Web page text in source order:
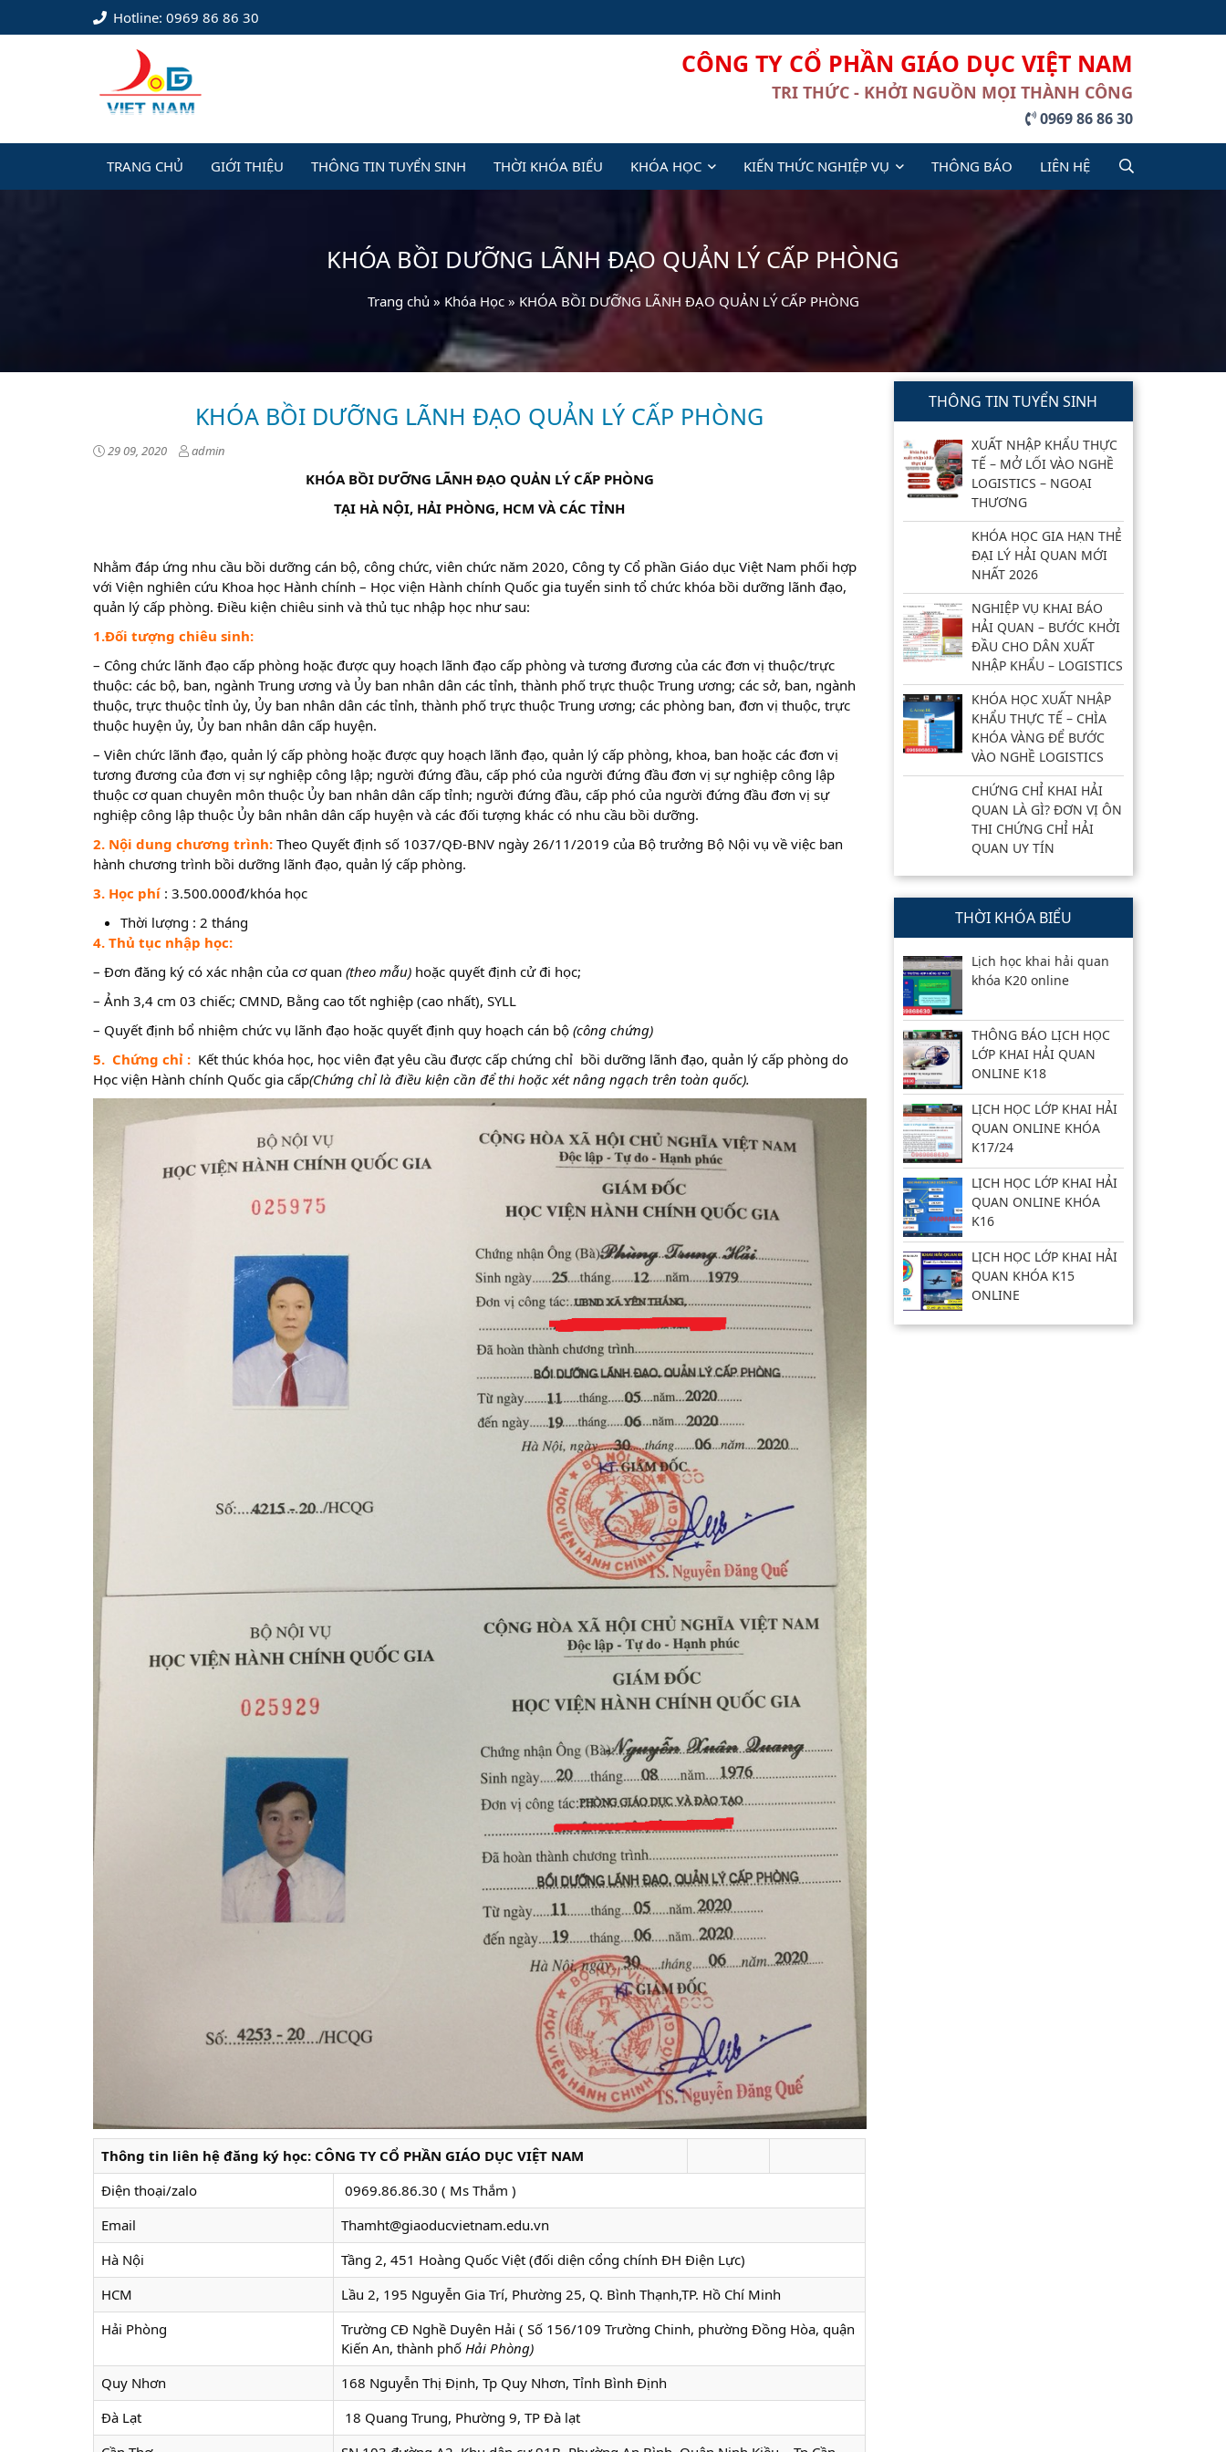
Hotline: 0969 86 86 30
CÔNG TY CỔ PHẦN GIÁO DỤC VIỆT NAM
TRI THỨC - KHỞI NGUỒN MỌI THÀNH CÔNG
0969 86 86 30
TRANG CHỦ GIỚI THIỆU THÔNG TIN TUYỂN SINH THỜI KHÓA BIỂU KHÓA HỌC KIẾN THỨC NGHIỆP VỤ THÔNG BÁO LIÊN HỆ
KHÓA BỒI DƯỠNG LÃNH ĐẠO QUẢN LÝ CẤP PHÒNG
Trang chủ » Khóa Học» KHÓA BỒI DƯỠNG LÃNH ĐẠO QUẢN LÝ CẤP PHÒNG
KHÓA BỒI DƯỠNG LÃNH ĐẠO QUẢN LÝ CẤP PHÒNG
29 09, 2020 admin
KHÓA BỒI DƯỠNG LÃNH ĐẠO QUẢN LÝ CẤP PHÒNG
TẠI HÀ NỘI, HẢI PHÒNG, HCM VÀ CÁC TỈNH
Nhằm đáp ứng nhu cầu bồi dưỡng cán bộ, công chức, viên chức năm 2020, Công ty Cổ phần Giáo dục Việt Nam phối hợp
với Viện nghiên cứu Khoa học Hành chính – Học viện Hành chính Quốc gia tuyển sinh tổ chức khóa bồi dưỡng lãnh đạo,
quản lý cấp phòng. Điều kiện chiêu sinh và thủ tục nhập học như sau:
1.Đối tượng chiêu sinh:
– Công chức lãnh đạo cấp phòng hoặc được quy hoạch lãnh đạo cấp phòng và tương đương của các đơn vị thuộc/trực
thuộc: các bộ, ban, ngành Trung ương và Ủy ban nhân dân các tỉnh, thành phố trực thuộc Trung ương; các sở, ban, ngành
thuộc, trực thuộc tỉnh ủy, Ủy ban nhân dân các tỉnh, thành phố trực thuộc Trung ương; các phòng ban, đơn vị thuộc, trực
thuộc huyện ủy, Ủy ban nhân dân cấp huyện.
– Viên chức lãnh đạo, quản lý cấp phòng hoặc được quy hoạch lãnh đạo, quản lý cấp phòng, khoa, ban hoặc các đơn vị
tương đương của đơn vị sự nghiệp công lập; người đứng đầu, cấp phó của người đứng đầu đơn vị sự nghiệp công lập
thuộc cơ quan chuyên môn thuộc Ủy ban nhân dân cấp tỉnh; người đứng đầu, cấp phó của người đứng đầu đơn vị sự
nghiệp công lập thuộc Ủy bân nhân dân cấp huyện và các đối tượng khác có nhu cầu bồi dưỡng.
2. Nội dung chương trình: Theo Quyết định số 1037/QĐ-BNV ngày 26/11/2019 của Bộ trưởng Bộ Nội vụ về việc ban
hành chương trình bồi dưỡng lãnh đạo, quản lý cấp phòng.
3. Học phí : 3.500.000đ/khóa học
Thời lượng : 2 tháng
4. Thủ tục nhập học:
– Đơn đăng ký có xác nhận của cơ quan (theo mẫu) hoặc quyết định cử đi học;
– Ảnh 3,4 cm 03 chiếc; CMND, Bằng cao tốt nghiệp (cao nhất), SYLL
– Quyết định bổ nhiệm chức vụ lãnh đạo hoặc quyết định quy hoạch cán bộ (công chứng)
5. Chứng chỉ : Kết thúc khóa học, học viên đạt yêu cầu được cấp chứng chỉ bồi dưỡng lãnh đạo, quản lý cấp phòng do
Học viện Hành chính Quốc gia cấp(Chứng chỉ là điều kiện cần để thi hoặc xét nâng ngạch trên toàn quốc).
Thông tin liên hệ đăng ký học: CÔNG TY CỔ PHẦN GIÁO DỤC VIỆT NAM
Điện thoại/zalo
0969.86.86.30 ( Ms Thắm )
Email
Thamht@giaoducvietnam.edu.vn
Hà Nội
Tầng 2, 451 Hoàng Quốc Việt (đối diện cổng chính ĐH Điện Lực)
HCM
Lầu 2, 195 Nguyễn Gia Trí, Phường 25, Q. Bình Thạnh,TP. Hồ Chí Minh
Hải Phòng
Trường CĐ Nghề Duyên Hải ( Số 156/109 Trường Chinh, phường Đồng Hòa, quận
Kiến An, thành phố Hải Phòng)
Quy Nhơn
168 Nguyễn Thị Định, Tp Quy Nhơn, Tỉnh Bình Định
Đà Lạt
18 Quang Trung, Phường 9, TP Đà lạt
THÔNG TIN TUYỂN SINH
XUẤT NHẬP KHẨU THỰC
TẾ – MỞ LỐI VÀO NGHỀ
LOGISTICS – NGOẠI
THƯƠNG
KHÓA HỌC GIA HẠN THẺ
ĐẠI LÝ HẢI QUAN MỚI
NHẤT 2026
NGHIỆP VỤ KHAI BÁO
HẢI QUAN – BƯỚC KHỞI
ĐẦU CHO DÂN XUẤT
NHẬP KHẨU – LOGISTICS
KHÓA HỌC XUẤT NHẬP
KHẨU THỰC TẾ – CHÌA
KHÓA VÀNG ĐỂ BƯỚC
VÀO NGHỀ LOGISTICS
CHỨNG CHỈ KHAI HẢI
QUAN LÀ GÌ? ĐƠN VỊ ÔN
THI CHỨNG CHỈ HẢI
QUAN UY TÍN
THỜI KHÓA BIỂU
Lịch học khai hải quan
khóa K20 online
THÔNG BÁO LỊCH HỌC
LỚP KHAI HẢI QUAN
ONLINE K18
LỊCH HỌC LỚP KHAI HẢI
QUAN ONLINE KHÓA
K17/24
LỊCH HỌC LỚP KHAI HẢI
QUAN ONLINE KHÓA
K16
LỊCH HỌC LỚP KHAI HẢI
QUAN KHÓA K15
ONLINE